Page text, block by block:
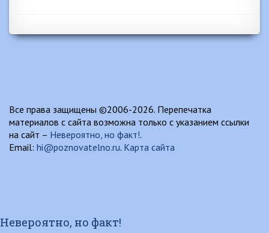
Все права защищены ©2006-2026. Перепечатка
материалов с сайта возможна только с указанием ссылки
на сайт – Невероятно, но факт!.
Email: hi@poznovatelno.ru. Карта сайта
Невероятно, но факт!